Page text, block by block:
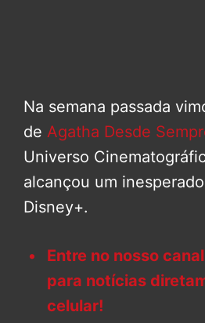
Na semana passada
de Agatha Desde
Universo
alcançou um
Disney+.
Entre no nosso
para notícias
celular!